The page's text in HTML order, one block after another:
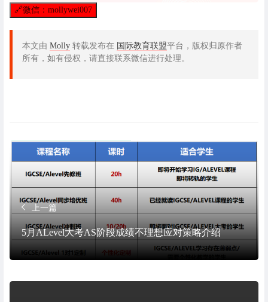
🔗微信：mollywei007
本文由 Molly 转载发布在 国际教育联盟平台，版权归原作者
所有，如有侵权，请直接联系微信进行处理。
上一篇
5月ALevel大考AS阶段成绩不理想应对策略介绍